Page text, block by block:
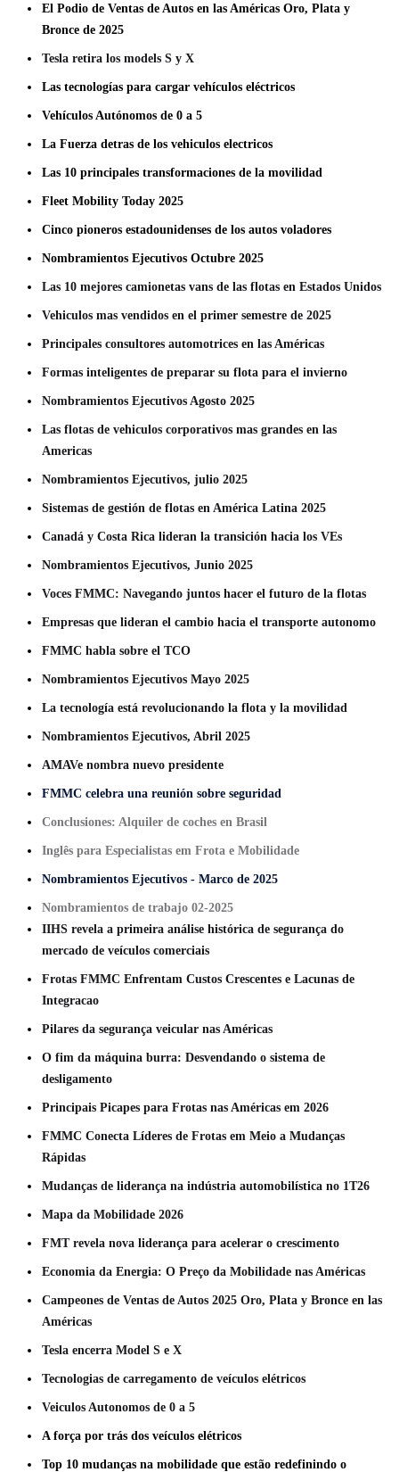
El Podio de Ventas de Autos en las Américas Oro, Plata y
Bronce de 2025
Tesla retira los models S y X
Las tecnologías para cargar vehículos eléctricos
Vehículos Autónomos de 0 a 5
La Fuerza detras de los vehiculos electricos
Las 10 principales transformaciones de la movilidad
Fleet Mobility Today 2025
Cinco pioneros estadounidenses de los autos voladores
Nombramientos Ejecutivos Octubre 2025
Las 10 mejores camionetas vans de las flotas en Estados Unidos
Vehiculos mas vendidos en el primer semestre de 2025
Principales consultores automotrices en las Américas
Formas inteligentes de preparar su flota para el invierno
Nombramientos Ejecutivos Agosto 2025
Las flotas de vehiculos corporativos mas grandes en las
Americas
Nombramientos Ejecutivos, julio 2025
Sistemas de gestión de flotas en América Latina 2025
Canadá y Costa Rica lideran la transición hacia los VEs
Nombramientos Ejecutivos, Junio 2025
Voces FMMC: Navegando juntos hacer el futuro de la flotas
Empresas que lideran el cambio hacia el transporte autonomo
FMMC habla sobre el TCO
Nombramientos Ejecutivos Mayo 2025
La tecnología está revolucionando la flota y la movilidad
Nombramientos Ejecutivos, Abril 2025
AMAVe nombra nuevo presidente
FMMC celebra una reunión sobre seguridad
Conclusiones: Alquiler de coches en Brasil
Inglês para Especialistas em Frota e Mobilidade
Nombramientos Ejecutivos - Marco de 2025
Nombramientos de trabajo 02-2025
IIHS revela a primeira análise histórica de segurança do
mercado de veículos comerciais
Frotas FMMC Enfrentam Custos Crescentes e Lacunas de
Integracao
Pilares da segurança veicular nas Américas
O fim da máquina burra: Desvendando o sistema de
desligamento
Principais Picapes para Frotas nas Américas em 2026
FMMC Conecta Líderes de Frotas em Meio a Mudanças
Rápidas
Mudanças de liderança na indústria automobilística no 1T26
Mapa da Mobilidade 2026
FMT revela nova liderança para acelerar o crescimento
Economia da Energia: O Preço da Mobilidade nas Américas
Campeones de Ventas de Autos 2025 Oro, Plata y Bronce en las
Américas
Tesla encerra Model S e X
Tecnologias de carregamento de veículos elétricos
Veiculos Autonomos de 0 a 5
A força por trás dos veículos elétricos
Top 10 mudanças na mobilidade que estão redefinindo o